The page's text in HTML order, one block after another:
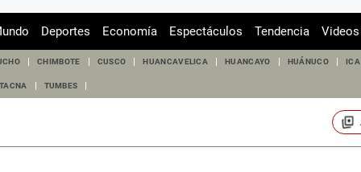
Deportes Economía Espectáculos Tendencia Videos
CHIMBOTE CUSCO HUANCAVELICA HUANCAYO HUÁNUCO ICA
TUMBES